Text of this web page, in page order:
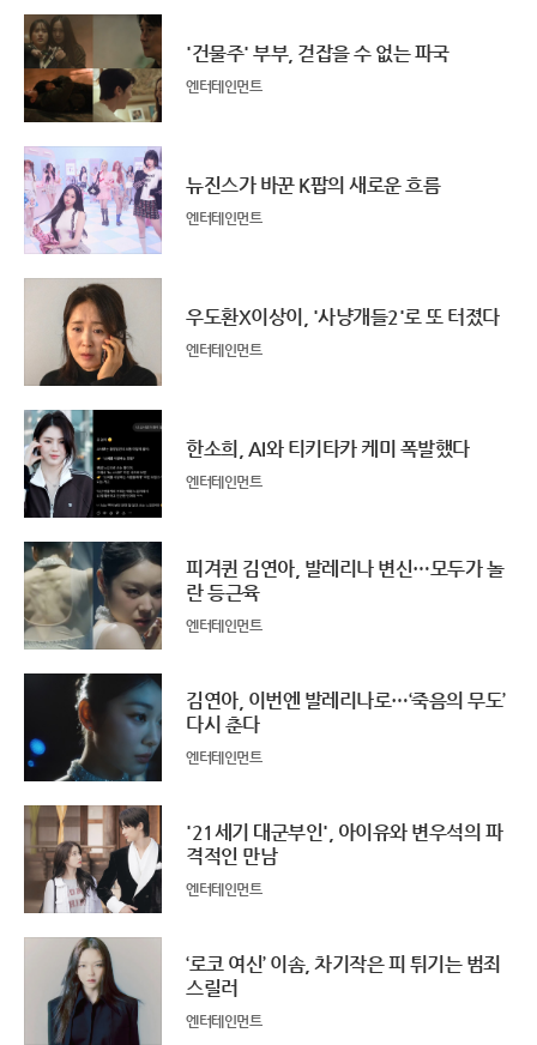
'건물주' 부부, 걷잡을 수 없는 파국
엔터테인먼트
뉴진스가 바꾼 K팝의 새로운 흐름
엔터테인먼트
우도환X이상이, '사냥개들2'로 또 터졌다
엔터테인먼트
한소희, AI와 티키타카 케미 폭발했다
엔터테인먼트
피겨퀸 김연아, 발레리나 변신…모두가 놀
란 등근육
엔터테인먼트
김연아, 이번엔 발레리나로…‘죽음의 무도’
다시 춘다
엔터테인먼트
'21세기 대군부인', 아이유와 변우석의 파
격적인 만남
엔터테인먼트
‘로코 여신’ 이솜, 차기작은 피 튀기는 범죄
스릴러
엔터테인먼트